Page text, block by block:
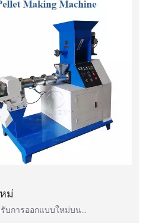
ม่
บการออกแบบใหม่บน…